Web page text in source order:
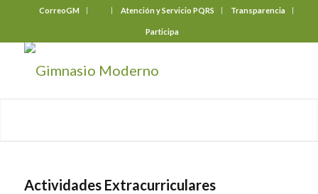
CorreoGM Atención y Servicio PQRS Transparencia
Participa
Actividades Extracurriculares